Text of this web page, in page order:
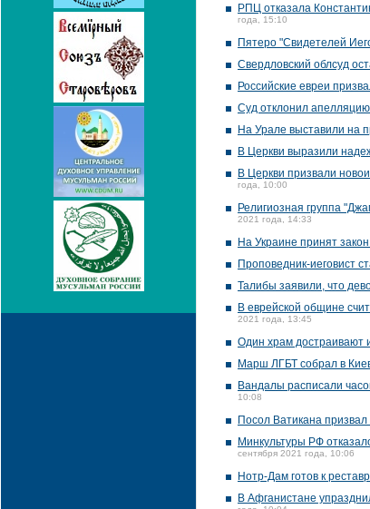
РПЦ отказала
года, 15:10
Пятеро "Свидетелей
Свердловский облсуд
Российские евреи
Суд отклонил
На Урале выставили на
В Церкви выразили
В Церкви призвали
года, 10:00
Религиозная группа
2021 года, 14:33
На Украине принят
Проповедник-иеговист
Талибы заявили, что
В еврейской общине
2021 года, 13:45
Один храм достраивают
Марш ЛГБТ собрал в
Вандалы расписали
10:08
Посол Ватикана
Минкультуры РФ
сентября 2021 года, 10:06
Нотр-Дам готов к
В Афганистане